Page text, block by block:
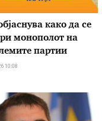
како да се
монополот на
партии
10:08